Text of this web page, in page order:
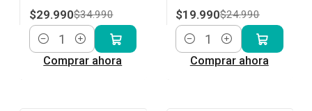
$29.990$34.990
Cantidad
Comprar ahora
$19.990$24.990
Cantidad
Comprar ahora